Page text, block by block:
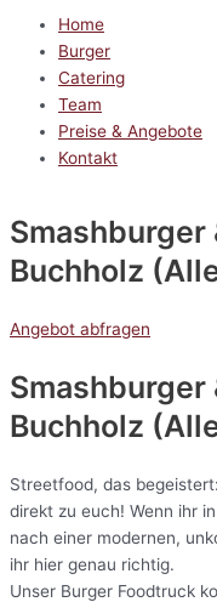
Home
Burger
Catering
Team
Preise & Angebote
Kontakt
Smashburger
Buchholz
Angebot abfragen
Smashburger
Buchholz
Streetfood, das
direkt zu euch! Wenn ihr
nach einer modernen,
ihr hier genau richtig.
Unser Burger Foodtruck